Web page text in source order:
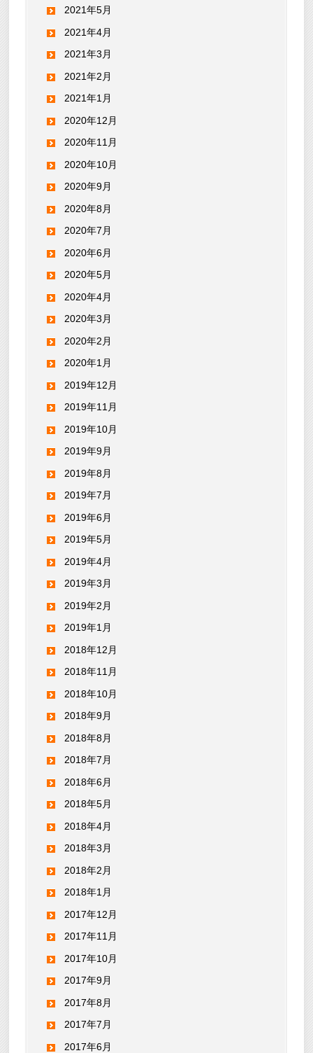
2021年5月
2021年4月
2021年3月
2021年2月
2021年1月
2020年12月
2020年11月
2020年10月
2020年9月
2020年8月
2020年7月
2020年6月
2020年5月
2020年4月
2020年3月
2020年2月
2020年1月
2019年12月
2019年11月
2019年10月
2019年9月
2019年8月
2019年7月
2019年6月
2019年5月
2019年4月
2019年3月
2019年2月
2019年1月
2018年12月
2018年11月
2018年10月
2018年9月
2018年8月
2018年7月
2018年6月
2018年5月
2018年4月
2018年3月
2018年2月
2018年1月
2017年12月
2017年11月
2017年10月
2017年9月
2017年8月
2017年7月
2017年6月